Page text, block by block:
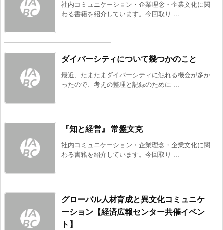
社内コミュニケーション・企業理念・企業文化に関
わる書籍を紹介しています。今回取り ...
ダイバーシティについて幾つかのこと
最近、たまたまダイバーシティに触れる機会が多か
ったので、考えの整理と記録のために ...
『知と経営』 常盤文克
社内コミュニケーション・企業理念・企業文化に関
わる書籍を紹介しています。今回取り ...
グローバル人材育成と異文化コミュニケ
ーション【経済広報センター共催イベン
ト】